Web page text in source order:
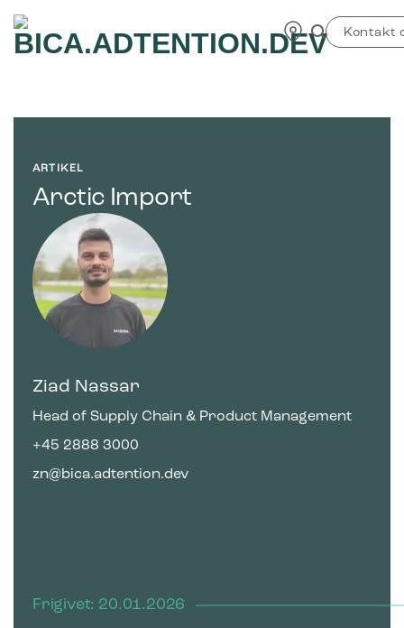
indhold
Kontakt
ARTIKEL
Arctic Import
Ziad Nassar
Head of Supply Chain & Product Management
+45 2888 3000
zn@bica.adtention.dev
Frigivet: 20.01.2026